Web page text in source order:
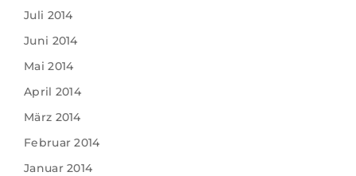
Juli 2014
Juni 2014
Mai 2014
April 2014
März 2014
Februar 2014
Januar 2014